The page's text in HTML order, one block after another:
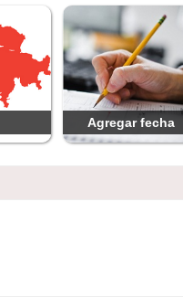
Agregar fecha